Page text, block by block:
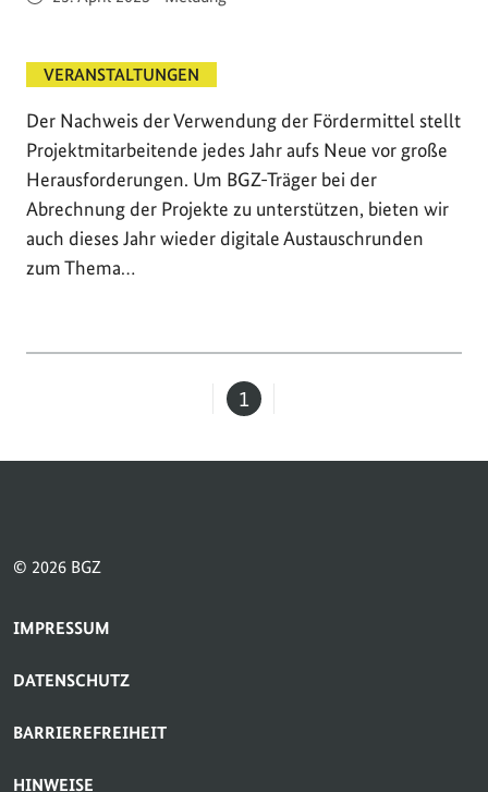
VERANSTALTUNGEN
Der Nachweis der Verwendung der Fördermittel stellt
Projektmitarbeitende jedes Jahr aufs Neue vor große
Herausforderungen. Um BGZ-Träger bei der
Abrechnung der Projekte zu unterstützen, bieten wir
auch dieses Jahr wieder digitale Austauschrunden
zum Thema…
Seite
1
© 2026 BGZ
SERVICE-NAVIGATION FUSSBEREICH
IMPRESSUM
DATENSCHUTZ
BARRIEREFREIHEIT
HINWEISE